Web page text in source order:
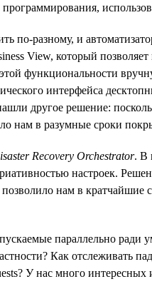
по-разному, и
View, который
функциональности
интерфейса
другое решение:
нам в разумные сроки
Recovery Orchestrator. В
настроек.
нам в кратчайшие
параллельно
Как отслеживать
У нас много интересных